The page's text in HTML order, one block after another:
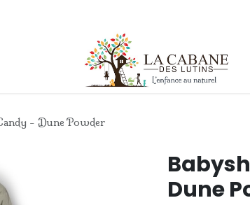
Contact
- Dune Powder
Dune